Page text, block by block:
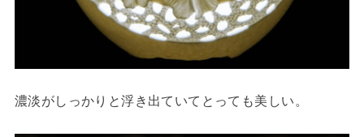
濃淡がしっかりと浮き出ていてとっても美しい。